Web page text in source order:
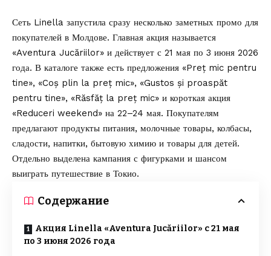
Сеть Linella запустила сразу несколько заметных промо для
покупателей в Молдове. Главная акция называется
«Aventura Jucăriilor» и действует с 21 мая по 3 июня 2026
года. В каталоге также есть предложения «Preț mic pentru
tine», «Coș plin la preț mic», «Gustos și proaspăt
pentru tine», «Răsfăț la preț mic» и короткая акция
«Reduceri weekend» на 22–24 мая. Покупателям
предлагают продукты питания, молочные товары, колбасы,
сладости, напитки, бытовую химию и товары для детей.
Отдельно выделена кампания с фигурками и шансом
выиграть путешествие в Токио.
Содержание
Акция Linella «Aventura Jucăriilor» с 21 мая
по 3 июня 2026 года